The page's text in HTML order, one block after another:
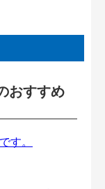
おすすめ